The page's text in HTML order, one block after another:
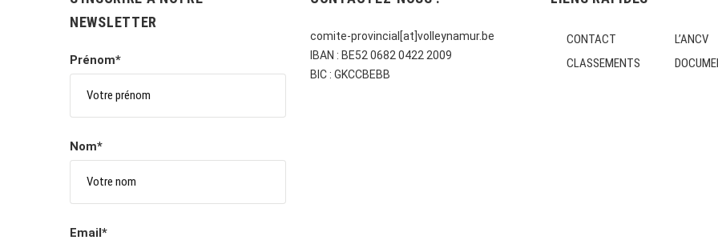
NEWSLETTER
Prénom*
Nom*
Email*
comite-provincial[at]volleynamur.be
IBAN : BE52 0682 0422 2009
BIC : GKCCBEBB
CONTACT
L’ANCV
CLASSEMENTS